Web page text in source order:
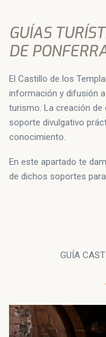
GUÍAS
DE
El Castillo de los
información y difusión
turismo. La creación
soporte divulgativo
conocimiento.
En este apartado te
de dichos soportes
GUÍA